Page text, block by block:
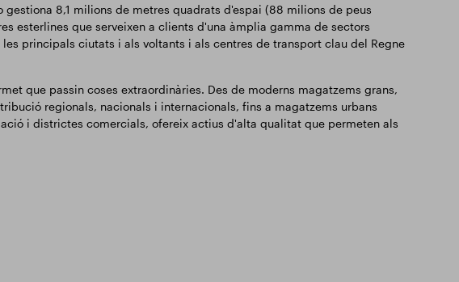
8,1 milions de metres quadrats d'espai (88 milions de peus
esterlines que serveixen a clients d'una àmplia gamma de sectors
principals ciutats i als voltants i als centres de transport clau del Regne
que passin coses extraordinàries. Des de moderns magatzems grans,
regionals, nacionals i internacionals, fins a magatzems urbans
i districtes comercials, ofereix actius d'alta qualitat que permeten als